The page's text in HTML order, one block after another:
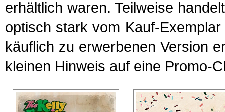
erhältlich waren. Teilweise
optisch stark vom Kauf-
käuflich zu erwerbenen Version
kleinen Hinweis auf eine Promo-